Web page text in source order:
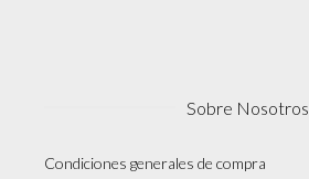
Sobre Nosotros
Condiciones generales de compra